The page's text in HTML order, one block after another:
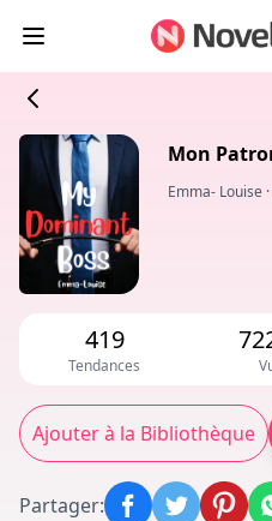
Mon
Emma- Louise ·
419
Tendances
Ajouter à la Bibliothèque
Partager: